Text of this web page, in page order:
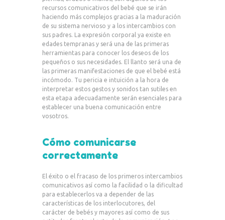
recursos comunicativos del bebé que se irán
haciendo más complejos gracias a la maduración
de su sistema nervioso y a los intercambios con
sus padres. La expresión corporal ya existe en
edades tempranas y será una de las primeras
herramientas para conocer los deseos de los
pequeños o sus necesidades. El llanto será una de
las primeras manifestaciones de que el bebé está
incómodo. Tu pericia e intuición a la hora de
interpretar estos gestos y sonidos tan sutiles en
esta etapa adecuadamente serán esenciales para
establecer una buena comunicación entre
vosotros.
Cómo comunicarse
correctamente
El éxito o el fracaso de los primeros intercambios
comunicativos así como la facilidad o la dificultad
para establecerlos va a depender de las
características de los interlocutores, del
carácter de bebés y mayores así como de sus